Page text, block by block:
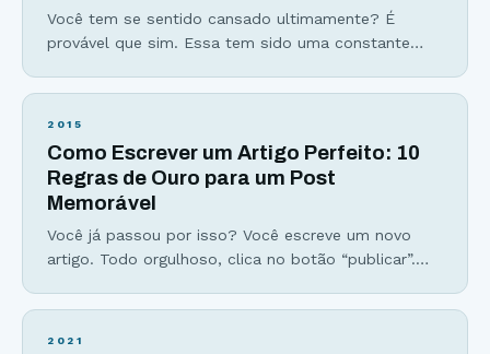
Você tem se sentido cansado ultimamente? É
provável que sim. Essa tem sido uma constante
com as mesmas 24h de sempre parecem estar
durante o dia nos deixa ainda mais exaustos, em
especial mentalmente. Esse é
2015
Como Escrever um Artigo Perfeito: 10
Regras de Ouro para um Post
Memorável
Você já passou por isso? Você escreve um novo
artigo. Todo orgulhoso, clica no botão “publicar”.
não sai da sua cabeça. Zero. Zero comentários.
2021